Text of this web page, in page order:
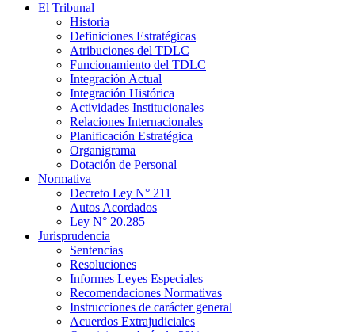
El Tribunal
Historia
Definiciones Estratégicas
Atribuciones del TDLC
Funcionamiento del TDLC
Integración Actual
Integración Histórica
Actividades Institucionales
Relaciones Internacionales
Planificación Estratégica
Organigrama
Dotación de Personal
Normativa
Decreto Ley N° 211
Autos Acordados
Ley N° 20.285
Jurisprudencia
Sentencias
Resoluciones
Informes Leyes Especiales
Recomendaciones Normativas
Instrucciones de carácter general
Acuerdos Extrajudiciales